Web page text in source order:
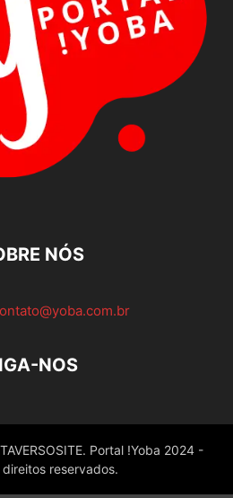
NÓS
NOS
Portal !Yoba 2024 -
reservados.